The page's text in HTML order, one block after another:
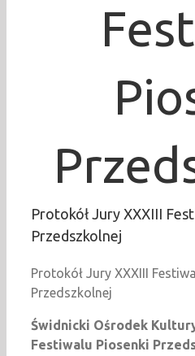
Protokół Jury XXXIII
Przedszkolnej
Protokół Jury XXXIII
Przedszkolnej
Świdnicki Ośrodek
Festiwalu Piosenki